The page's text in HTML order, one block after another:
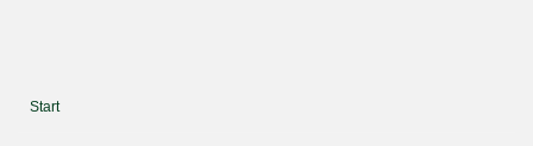
Start